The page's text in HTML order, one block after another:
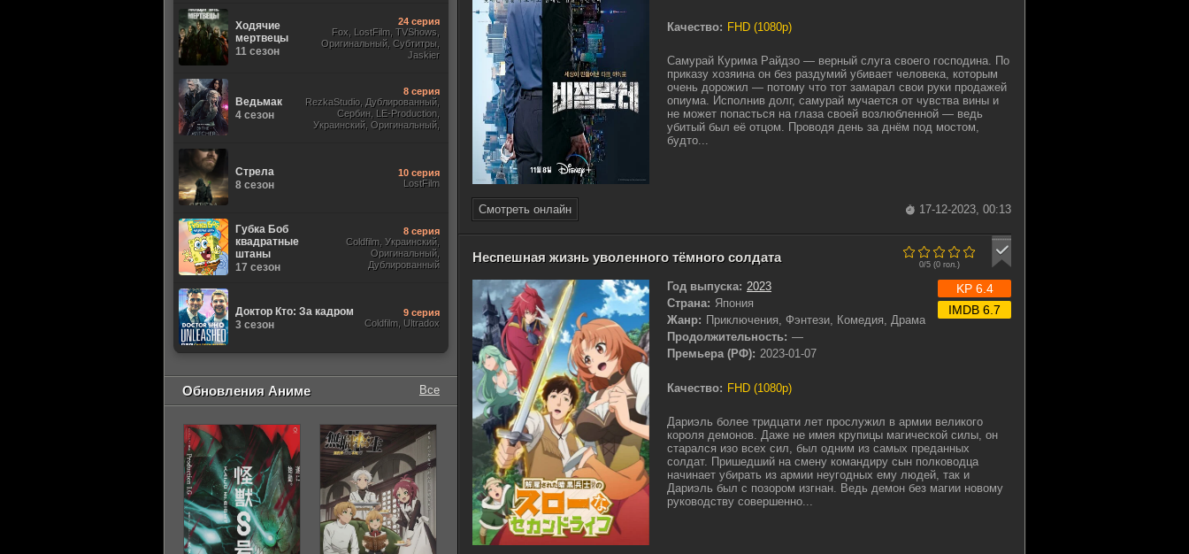
Качество: FHD (1080p)
Самурай Курима Райдзо — верный слуга своего господина. По
приказу хозяина он без раздумий убивает человека, которым
очень дорожил — потому что тот замарал свои руки продажей
опиума. Исполнив долг, самурай мучается от чувства вины и
не может попасться на глаза своей возлюбленной — ведь
убитый был её отцом. Проводя день за днём под мостом,
будто...
Смотреть онлайн 17-12-2023, 00:13
Неспешная жизнь уволенного тёмного солдата
0/5 (0гол.)
Год выпуска: 2023
Страна: Япония
Жанр: Приключения, Фэнтези, Комедия, Драма
Продолжительность: —
Премьера (РФ): 2023-01-07
Качество: FHD (1080p)
KP 6.4
IMDB 6.7
Дариэль более тридцати лет прослужил в армии великого
короля демонов. Даже не имея крупицы магической силы, он
старался изо всех сил, был одним из самых преданных
солдат. Пришедший на смену командиру сын полководца
начинает убирать из армии неугодных ему людей, так и
Дариэль был с позором изгнан. Ведь демон без магии новому
руководству совершенно...
Ходячие
мертвецы
11 сезон
24 серия
Fox, LostFilm, TVShows,
Оригинальный, Субтитры,
Jaskier
Ведьмак
4 сезон
8 серия
RezkaStudio, Дублированный,
Сербин, LE-Production,
Украинский, Оригинальный,
Стрела
8 сезон
10 серия
LostFilm
Губка Боб
квадратные
штаны
17 сезон
8 серия
Coldfilm, Украинский,
Оригинальный,
Дублированный
Доктор Кто: За кадром
3 сезон
9 серия
Coldfilm, Ultradox
Обновления Аниме Все